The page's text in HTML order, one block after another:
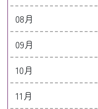
08月
09月
10月
11月